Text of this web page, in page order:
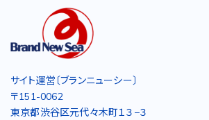
サイト運営〔ブランニューシー〕
〒151-0062
東京都渋谷区元代々木町１３−３